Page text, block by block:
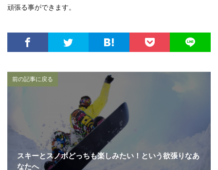
頑張る事ができます。
前の記事に戻る
スキーとスノボどっちも楽しみたい！という欲張りなあ
なたへ